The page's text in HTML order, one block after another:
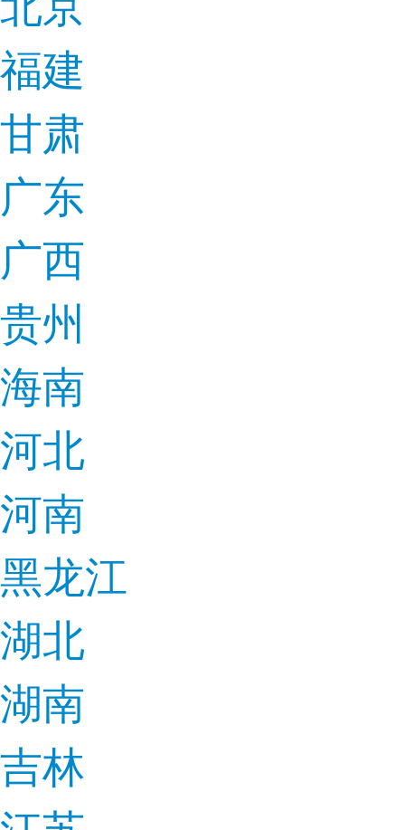
福建
甘肃
广东
广西
贵州
海南
河北
河南
黑龙江
湖北
湖南
吉林